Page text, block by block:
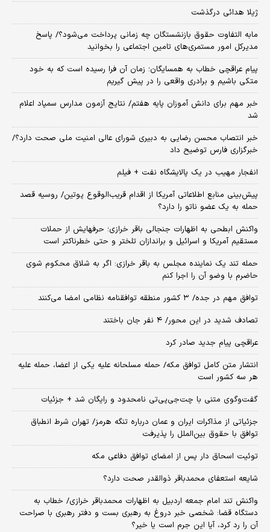
ژیلا هدائی درگذشت
مابه التفاوت حقوق بازنشستگان چه زمانی پرداخت می‌شود؟/ پاسخ
مدیرکل امور مستمری‌های تامین اجتماعی را بخوانید
پیام عراقچی خطاب به همسایگان؛ زمان آن فرا رسیده است که به خود
متکی باشیم و برادری واقعی را در پیش گیریم
خبر مهم برای دانش آموزان پایه هفتم/ نتایج آزمون مدارس سمپاد اعلام
شد
خبر انتصاب محسن رضایی به دبیری شورای عالی امنیت ملی صحت دارد؟/
خبرگزاری فارس توضیح داد
انفجار مهیب در یک پالایشگاه نفت + فیلم
پیش‌بینی منابع اطلاعاتی آمریکا از اقدام قریب‌الوقوع پوتین/ روسیه قصد
حمله به یک عضو ناتو را دارد؟
واکنش ابطحی به اظهارات جنجالی باقر خرازی؛ حرفهایش از حملات
مستقیم آمریکا و اسرائیل و براندازان تلختر و حتی خطرناکتر است
حمله تند یک نماینده مجلس به باقر خرازی: اگر به شلاق محکوم شوی
حاضرم با وضو آن را اجرا کنم
توافق مهم در جده/ ۳ کشور منطقه توافقنامه نظامی امضا می‌کنند
تصادف شدید در این محور/ ۴ نفر جان باختند
عراقچی پیام جدید صادر کرد
انتشار متن کامل توافق مکه/ حمله مسلحانه علیه یکی از اعضا، حمله علیه
هر سه کشور است
گفت‌وگوی متنی با چت‌جی‌پی‌تی نامحدود و رایگان شد + جزئیات
جزئیاتی از مذاکرات ایران و عمان درباره تنگه هرمز/ تهران شرط انطباق
توافق با حقوق بین‌الملل را پذیرفت
توئیت اسحاق دار پس از امضای توافق دفاعی مکه
شایعه استعفای محمدباقر ذوالقدر صحت دارد؟
واکنش تند امام جمعه اردبیل به اظهارات محمدباقر خرازی/ خطاب به
دستگاه قضا: شخصی خبر دروغ به رهبری بست و دفتر رهبری با صراحت
آن را رد کرد، آیا این جرم است یا خیر؟